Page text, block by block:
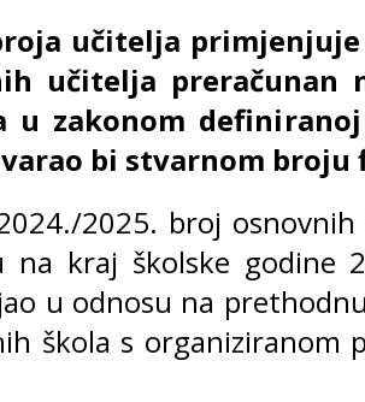
učitelja
učitelja preračunan
zakonom
bi stvarnom broju
2025. broj
kraj školske godine
u odnosu na
škola s